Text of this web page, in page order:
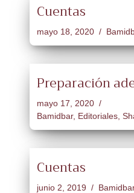
Cuentas
mayo 18, 2020
Preparación
mayo 17, 2020
Bamidbar, Editoriales,
Cuentas
junio 2, 2019 Bamidbar